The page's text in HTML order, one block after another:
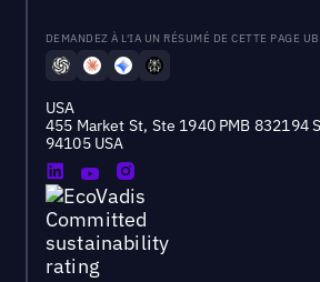
DEMANDEZ À L'IA UN RÉSUMÉ DE CETTE PAGE
USA
455 Market St, Ste 1940 PMB 832194
94105 USA